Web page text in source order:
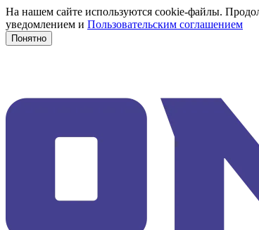
На нашем сайте используются cookie-файлы.
уведомлением и Пользовательским соглашением
Понятно